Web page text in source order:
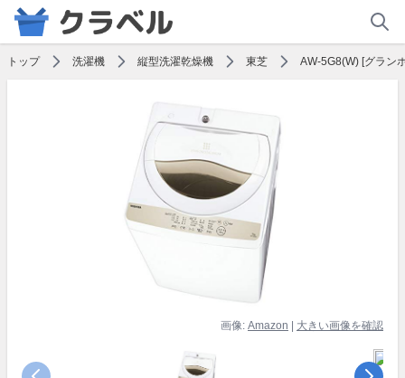
トップ 洗濯機 縦型洗濯乾燥機 東芝 AW-5G8(W) [グラン
画像: Amazon 大きい画像を確認